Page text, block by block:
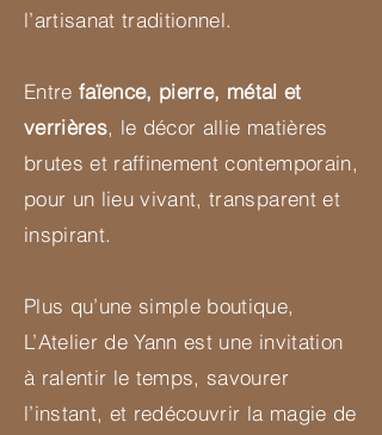
l’artisanat traditionnel.
Entrefaïence, pierre, métal et
verrières, le décor allie matières
brutes et raffinement contemporain,
pour un lieu vivant, transparent et
inspirant.
Plus qu’une simple boutique,
L’Atelier de Yann est une invitation
à ralentir le temps, savourer
l’instant, et redécouvrir la magie de